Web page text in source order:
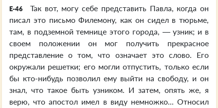
E-46
Так вот, могу себе представить Павла, когда он
писал это письмо Филемону, как он сидел в тюрьме,
там, в подземной темнице этого города, — узник; и в
своем положении он мог получить прекрасное
представление о том, что означает это слово. Его
окружали решетки; его могли отпустить, только если
бы кто-нибудь позволил ему выйти на свободу, и он
знал, что такое быть узником. И затем, опять же, я
верю, что апостол имел в виду немножко... Относил